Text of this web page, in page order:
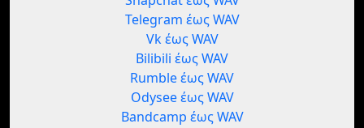
Telegram έως WAV
Vk έως WAV
Bilibili έως WAV
Rumble έως WAV
Odysee έως WAV
Bandcamp έως WAV